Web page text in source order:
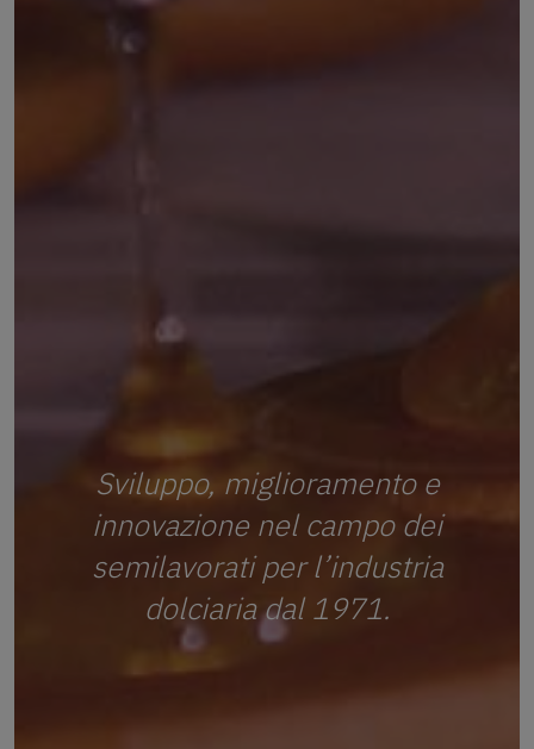
Sviluppo, miglioramento e
innovazione nel campo dei
semilavorati per l’industria
dolciaria dal 1971.